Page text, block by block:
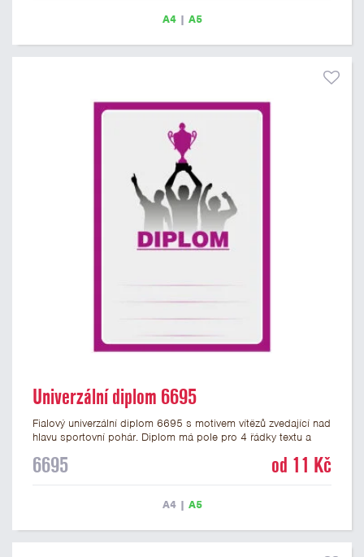
motivem vítězů s pohárem má gramáž 250 g/m2.
A4| A5
Univerzální diplom 6695
Fialový univerzální diplom 6695 s motivem vítězů zvedající nad
hlavu sportovní pohár. Diplom má pole pro 4 řádky textu a
formátu A4 a A5. Tento univerzální diplom je vhodný pro
motivem vítězů s pohárem má gramáž 250 g/m2.
6695 od 11 Kč
A4| A5